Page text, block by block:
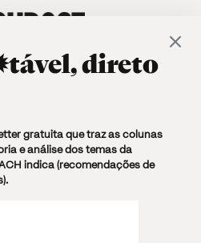
, direto
gratuita que traz as colunas
e análise dos temas da
indica (recomendações de